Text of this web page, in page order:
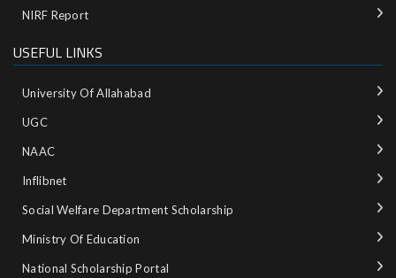
NIRF Report
USEFUL LINKS
University Of Allahabad
UGC
NAAC
Inflibnet
Social Welfare Department Scholarship
Ministry‌ ‌of‌ ‌Education‌
National‌ ‌Scholarship‌ ‌Portal‌ ‌